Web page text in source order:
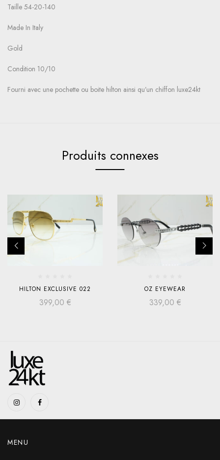
Taille 54-20-140
Made In Italy
Gold
Condition 10/10
Fourni avec une pochette ou boite hilton ainsi qu’un chiffon luxe24kt
Produits connexes
HILTON EXCLUSIVE 022
399,00 €
OZ EYEWEAR
339,00 €
MENU